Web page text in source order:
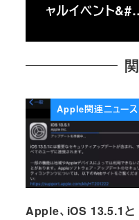
ャルイベント
Apple関連ニュース
Apple、iOS 13.5.1と